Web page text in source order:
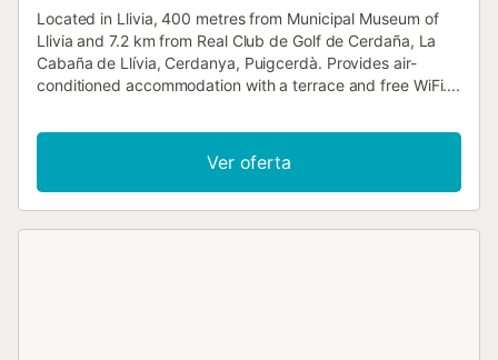
Located in Llivia, 400 metres from Municipal Museum of
Llivia and 7.2 km from Real Club de Golf de Cerdaña, La
Cabaña de Llívia, Cerdanya, Puigcerdà. Provides air-
conditioned accommodation with a terrace and free WiFi....
Ver oferta